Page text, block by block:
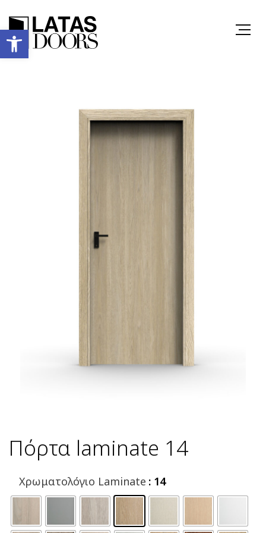
Ανοίξτε τη γραμμή εργαλείων
Πόρτα laminate 14
Χρωματολόγιο Laminate : 14